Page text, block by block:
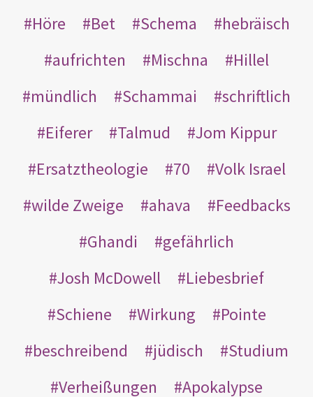
Höre
Bet Schema
hebräisch
aufrichten
Mischna
Hillel
mündlich
Schammai
schriftlich
Eiferer
Talmud
Jom Kippur
Ersatztheologie
70
Volk Israel
wilde Zweige
ahava
Feedbacks
Ghandi
gefährlich
Josh McDowell
Liebesbrief
Schiene
Wirkung
Pointe
beschreibend
jüdisch
Studium
Verheißungen
Apokalypse